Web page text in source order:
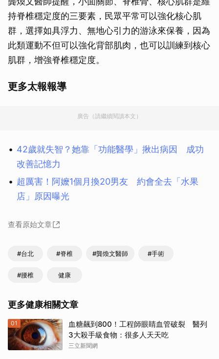
持脊椎穩定度的三要素，民眾平常可以強化核心肌
群，選擇如具浮力、無地心引力的游泳來保養，因為
此類運動不但可以強化背部肌肉，也可以訓練到核心
肌群，增強脊椎穩定度。
更多太報報導
廣告（請繼續閱讀本文）
42歲就失智？她靠「功能醫學」揪出病因 成功
改善記憶力
超厲害！阿嬤1個月換20男友 約會全去「水果
店」原因曝光
查看原始文章
#台北 #脊椎 #龔煥文醫師 #手術
#腰椎 健康
更多健康相關文章
01
血糖飆到800！工程師眼睛血管破裂 醫列
3大殺手級食物：很多人天天吃
三立新聞網